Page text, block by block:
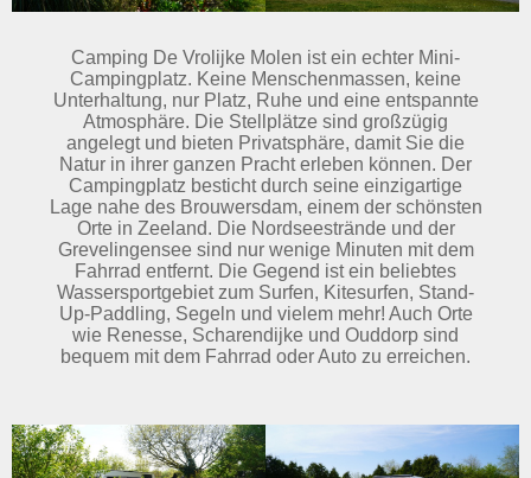
Camping De Vrolijke Molen ist ein echter Mini-
Campingplatz. Keine Menschenmassen, keine
Unterhaltung, nur Platz, Ruhe und eine entspannte
Atmosphäre. Die Stellplätze sind großzügig
angelegt und bieten Privatsphäre, damit Sie die
Natur in ihrer ganzen Pracht erleben können. Der
Campingplatz besticht durch seine einzigartige
Lage nahe des Brouwersdam, einem der schönsten
Orte in Zeeland. Die Nordseestrände und der
Grevelingensee sind nur wenige Minuten mit dem
Fahrrad entfernt. Die Gegend ist ein beliebtes
Wassersportgebiet zum Surfen, Kitesurfen, Stand-
Up-Paddling, Segeln und vielem mehr! Auch Orte
wie Renesse, Scharendijke und Ouddorp sind
bequem mit dem Fahrrad oder Auto zu erreichen.